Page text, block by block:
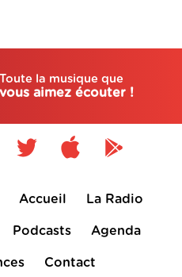
Toute la musique que
vous aimez écouter !
Accueil La Radio
Podcasts Agenda
Contact